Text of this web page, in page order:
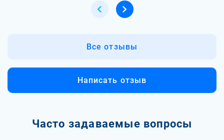
Все отзывы
Написать отзыв
Часто задаваемые вопросы